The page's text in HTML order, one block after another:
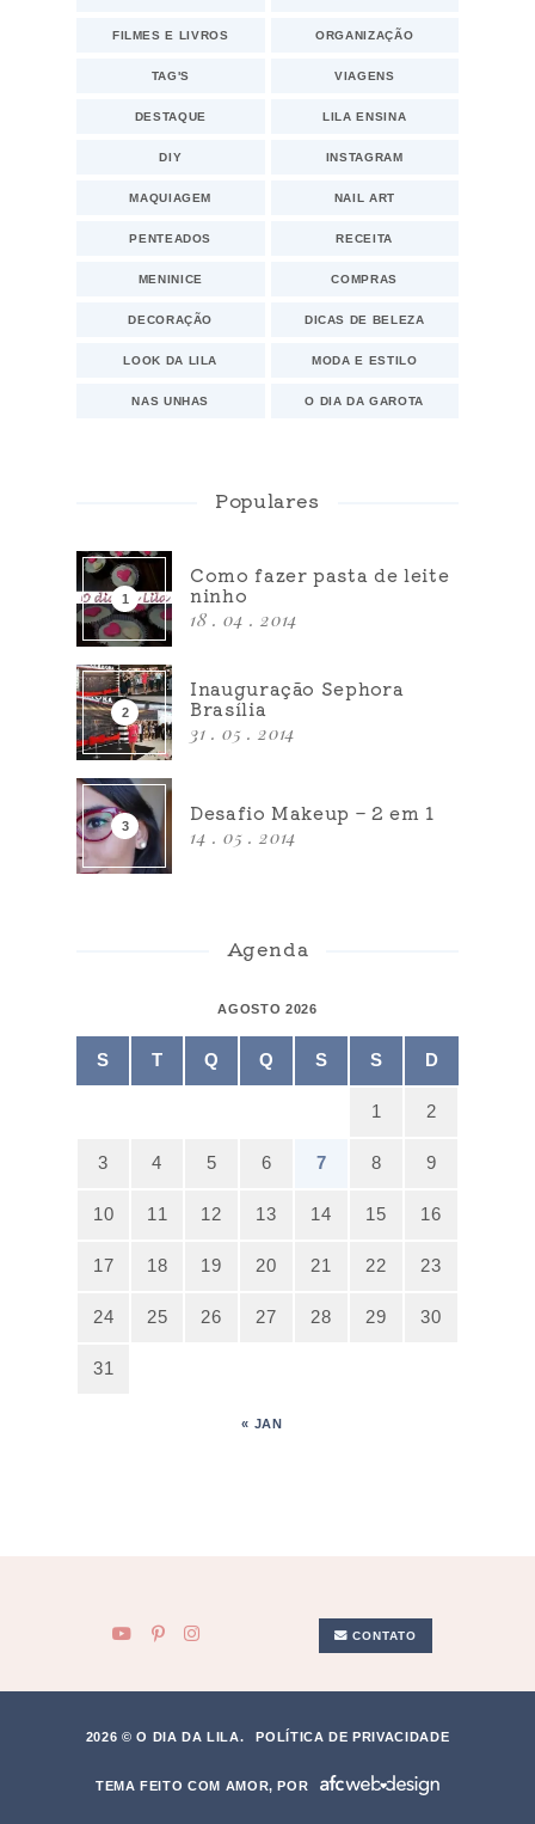
FILMES E LIVROS ORGANIZAÇÃO
TAG'S VIAGENS
DESTAQUE LILA ENSINA
DIY INSTAGRAM
MAQUIAGEM NAIL ART
PENTEADOS RECEITA
MENINICE COMPRAS
DECORAÇÃO DICAS DE BELEZA
LOOK DA LILA MODA E ESTILO
NAS UNHAS O DIA DA GAROTA
Populares
Como fazer pasta de leite
ninho
18 . 04 . 2014
Inauguração Sephora
Brasília
31 . 05 . 2014
Desafio Makeup – 2 em 1
14 . 05 . 2014
Agenda
AGOSTO 2026
S T Q Q S S D
1 2
3 4 5 6 7 8 9
10 11 12 13 14 15 16
17 18 19 20 21 22 23
24 25 26 27 28 29 30
31
« JAN
CONTATO
2026 © O DIA DA LILA. POLÍTICA DE PRIVACIDADE
TEMA FEITO COM AMOR, POR